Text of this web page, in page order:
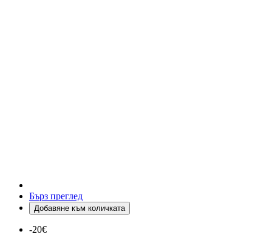
Бърз преглед
Добавяне към количката
-20€